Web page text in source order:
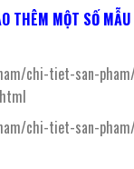
THÊM MỘT SỐ
chi-tiet-san-
chi-tiet-san-